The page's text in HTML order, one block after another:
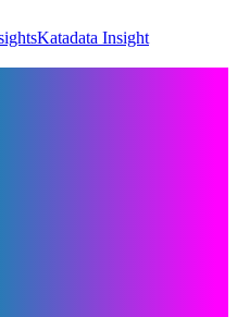
Katadata Insight